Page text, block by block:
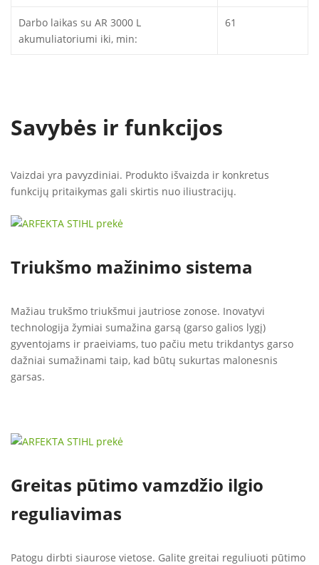
Darbo laikas su AR 3000 L
akumuliatoriumi iki, min:
61
Savybės ir funkcijos
Vaizdai yra pavyzdiniai. Produkto išvaizda ir konkretus
funkcijų pritaikymas gali skirtis nuo iliustracijų.
Triukšmo mažinimo sistema
Mažiau trukšmo triukšmui jautriose zonose. Inovatyvi
technologija žymiai sumažina garsą (garso galios lygį)
gyventojams ir praeiviams, tuo pačiu metu trikdantys garso
dažniai sumažinami taip, kad būtų sukurtas malonesnis
garsas.
Greitas pūtimo vamzdžio ilgio
reguliavimas
Patogu dirbti siaurose vietose. Galite greitai reguliuoti pūtimo